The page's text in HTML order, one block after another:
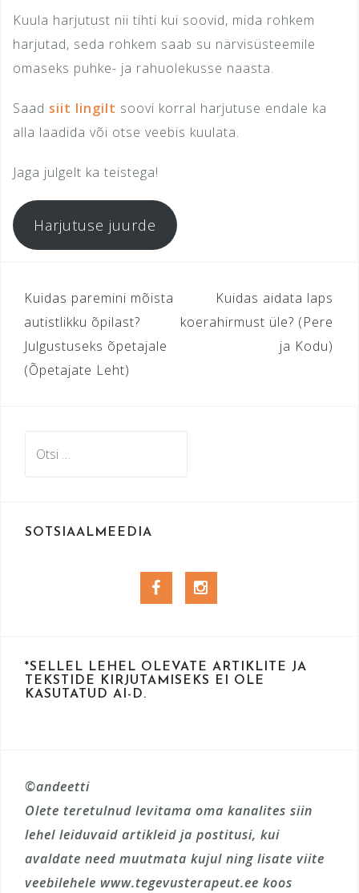
Kuula harjutust nii tihti kui soovid, mida rohkem
harjutad, seda rohkem saab su närvisüsteemile
omaseks puhke- ja rahuolekusse naasta.
Saad siit lingilt soovi korral harjutuse endale ka
alla laadida või otse veebis kuulata.
Jaga julgelt ka teistega!
Harjutuse juurde
Navigeerimine
Kuidas paremini mõista
autistlikku õpilast?
Julgustuseks õpetajale
(Õpetajate Leht)
Kuidas aidata laps
koerahirmust üle? (Pere
ja Kodu)
SOTSIAALMEEDIA
Facebook
*SELLEL LEHEL OLEVATE ARTIKLITE JA
TEKSTIDE KIRJUTAMISEKS EI OLE
KASUTATUD AI-D.
©andeetti
Olete teretulnud levitama oma kanalites siin
lehel leiduvaid artikleid ja postitusi, kui
avaldate need muutmata kujul ning lisate viite
veebilehele www.tegevusterapeut.ee koos